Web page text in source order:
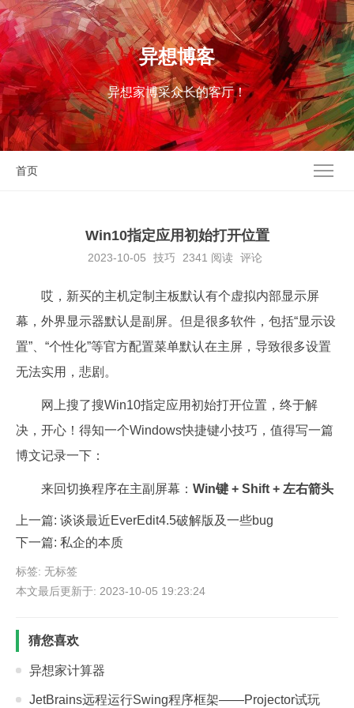
异想博客
异想家博采众长的客厅！
首页
Win10指定应用初始打开位置
2023-10-05 技巧 2341 阅读 评论
哎，新买的主机定制主板默认有个虚拟内部显示屏
幕，外界显示器默认是副屏。但是很多软件，包括“显示设
置”、“个性化”等官方配置菜单默认在主屏，导致很多设置
无法实用，悲剧。
网上搜了搜Win10指定应用初始打开位置，终于解
决，开心！得知一个Windows快捷键小技巧，值得写一篇
博文记录一下：
来回切换程序在主副屏幕： Win键 + Shift + 左右箭头
上一篇: 谈谈最近EverEdit4.5破解版及一些bug
下一篇: 私企的本质
标签: 无标签
本文最后更新于: 2023-10-05 19:23:24
猜您喜欢
异想家计算器
JetBrains远程运行Swing程序框架——Projector试玩